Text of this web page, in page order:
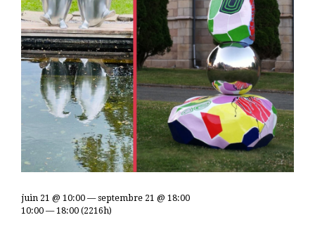
juin 21 @ 10:00 — septembre 21 @ 18:00
10:00 — 18:00 (2216h)